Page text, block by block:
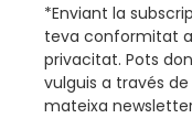
*Enviant la
teva conformitat
privacitat. Pots
vulguis a través
mateixa